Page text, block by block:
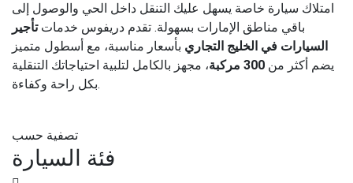
امتلاك سيارة خاصة يسهل عليك التنقل داخل الحي والوصول إلى
باقي مناطق الإمارات بسهولة. تقدم دريفوس خدماتتأجير
السيارات في الخليج التجاري بأسعار مناسبة، مع أسطول متميز
يضم أكثر من 300 مركبة
، مجهز بالكامل لتلبية احتياجاتك التنقلية
بكل راحة وكفاءة.
تصفية حسب
فئة السيارة